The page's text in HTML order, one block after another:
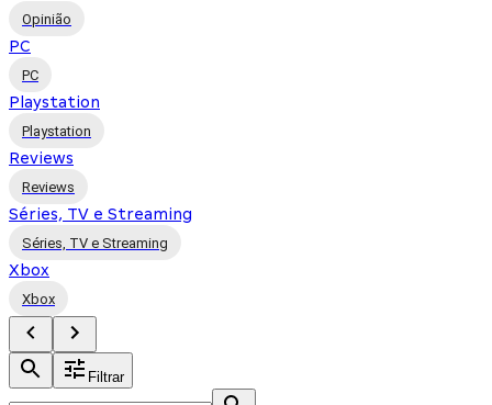
Opinião
PC
PC
Playstation
Playstation
Reviews
Reviews
Séries, TV e Streaming
Séries, TV e Streaming
Xbox
Xbox
Filtrar